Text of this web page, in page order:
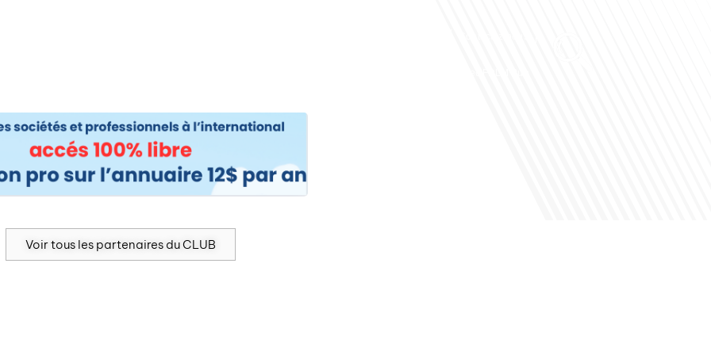
Voir tous les partenaires du CLUB